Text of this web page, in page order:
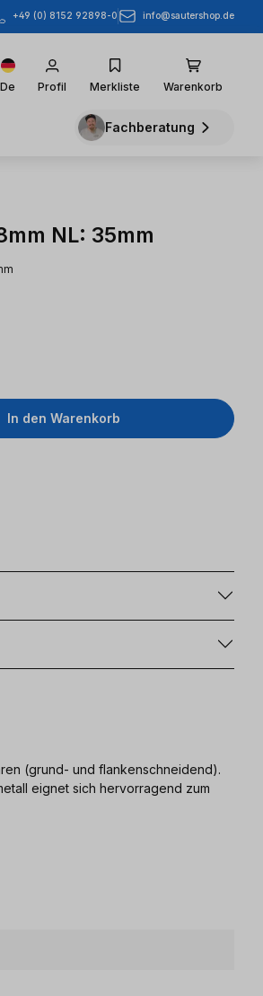
+49 (0) 8152 92898-0 info@sautershop.de
De Profil Merkliste Warenkorb
Fachberatung
NL: 35mm
In den Warenkorb
(grund- und flankenschneidend).
eignet sich hervorragend zum